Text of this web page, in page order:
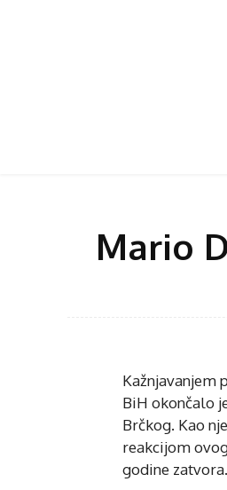
Mario
Kažnjavanjem
BiH okončalo
Brčkog. Kao
reakcijom
godine zatvora.